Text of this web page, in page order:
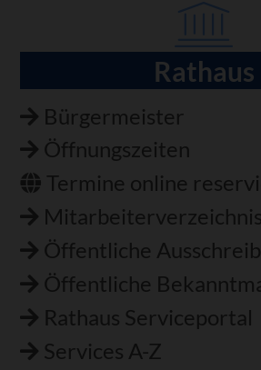
Rathaus
Bürgermeister
Öffnungszeiten
Termine online
Mitarbeiterverzeichnis
Öffentliche
Öffentliche
Rathaus Serviceportal
Services A-Z